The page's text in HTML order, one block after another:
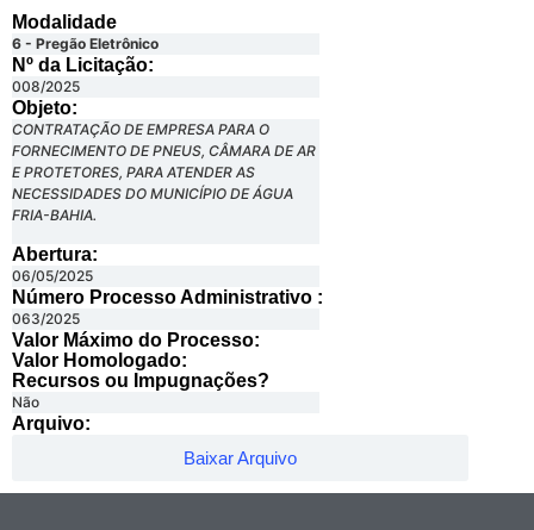
Modalidade
6 - Pregão Eletrônico
Nº da Licitação: ​​
008/2025
Objeto:
CONTRATAÇÃO DE EMPRESA PARA O
FORNECIMENTO DE PNEUS, CÂMARA DE AR
E PROTETORES, PARA ATENDER AS
NECESSIDADES DO MUNICÍPIO DE ÁGUA
FRIA-BAHIA.
Abertura:
06/05/2025
Número Processo Administrativo :
063/2025
Valor Máximo do Processo: ​
Valor Homologado: ​
Recursos ou Impugnações? ​
Não
Arquivo:
Baixar Arquivo